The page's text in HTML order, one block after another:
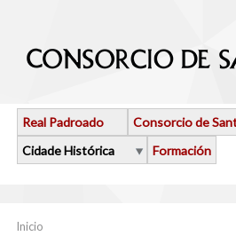
Real Padroado Consorcio de
Cidade Histórica
Formación
Vostede está aquí
Inicio